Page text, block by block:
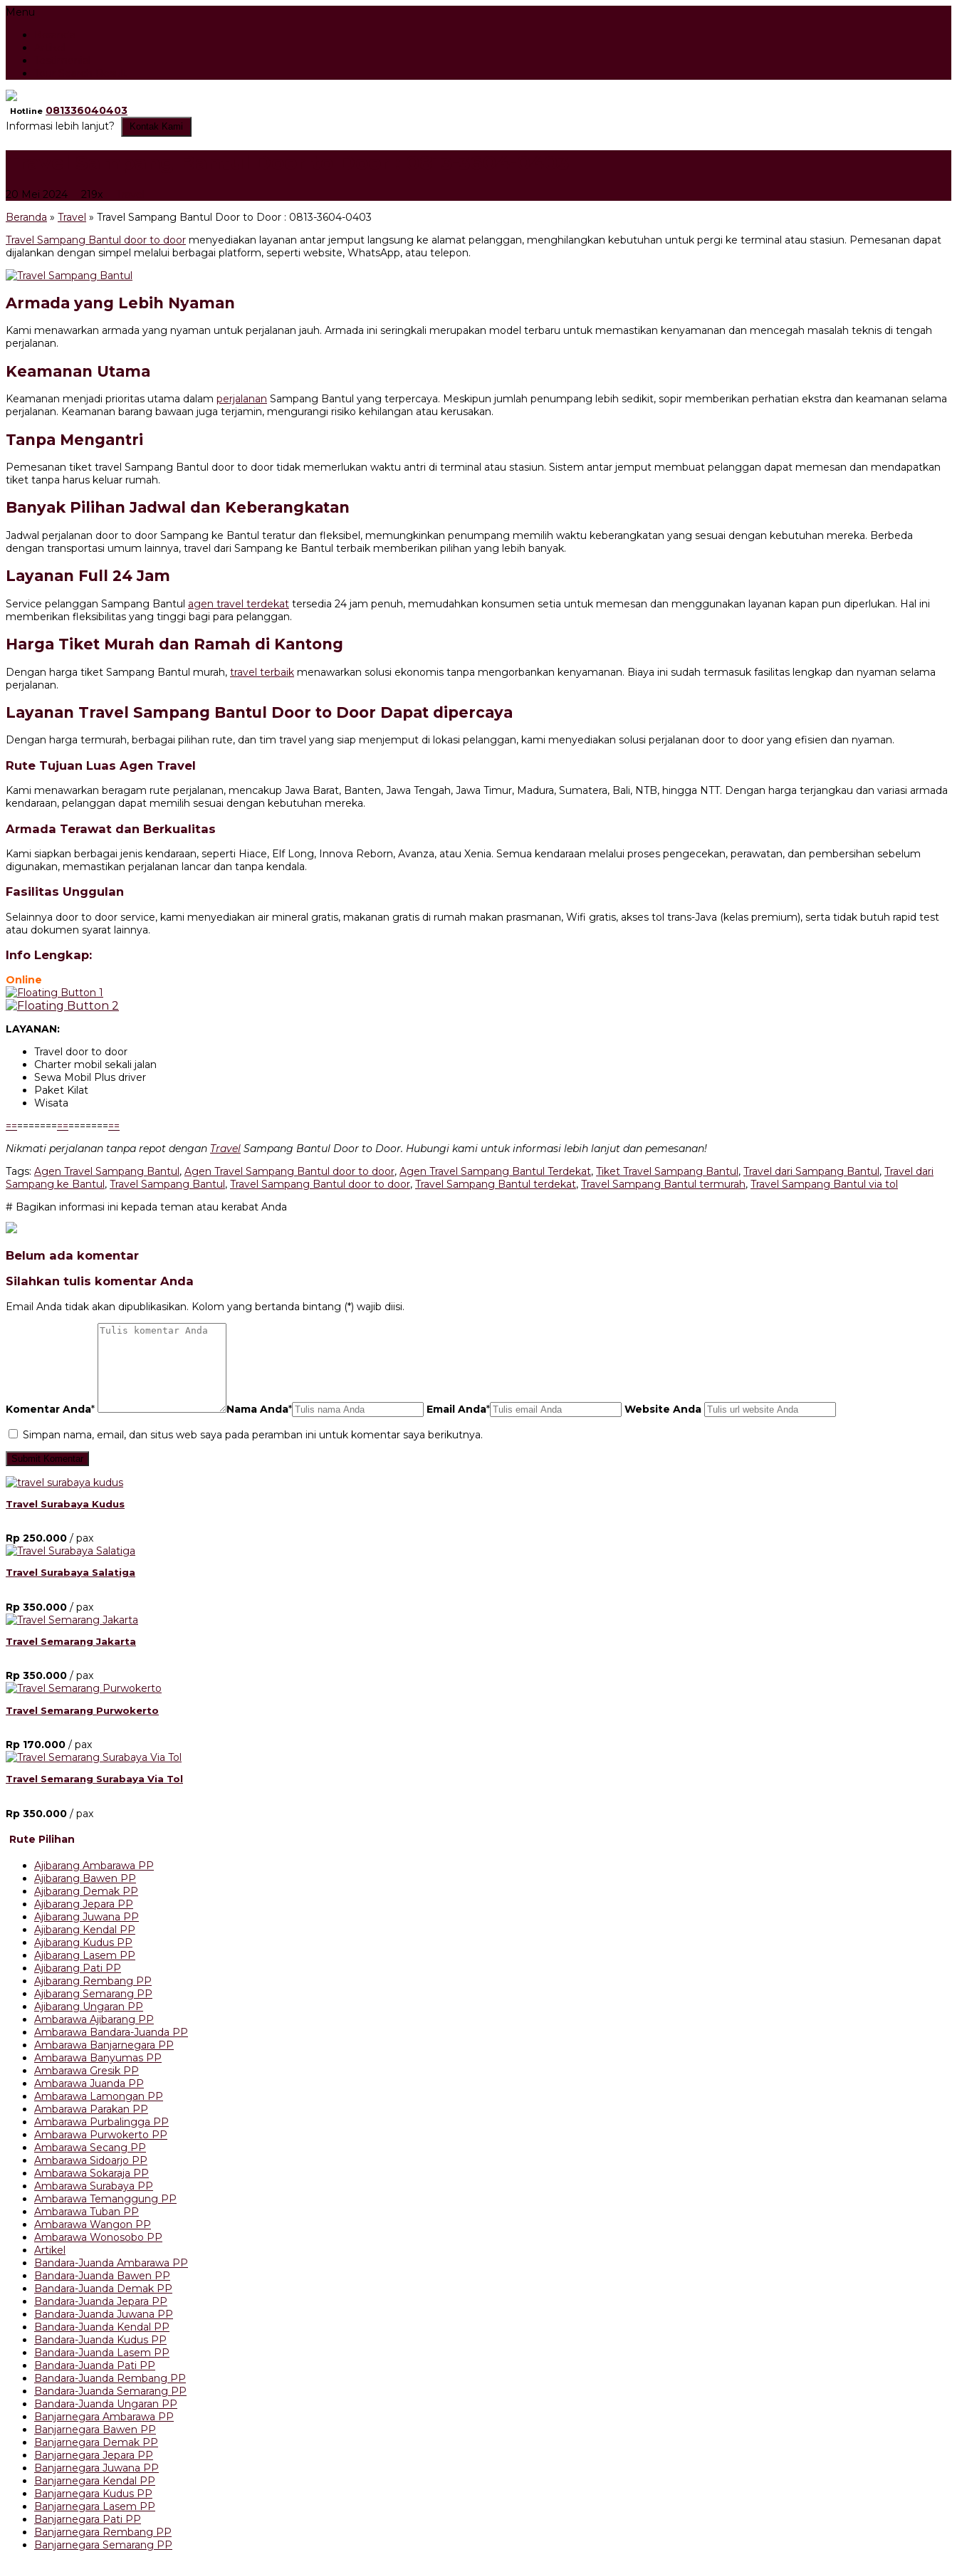
Menu
Hotline 081336040403
Informasi lebih lanjut?
Kontak Kami
20 Mei 2024 219x
Beranda » Travel » Travel Sampang Bantul Door to Door : 0813-3604-0403
Travel Sampang Bantul door to door menyediakan layanan antar jemput langsung ke alamat pelanggan, menghilangkan kebutuhan untuk pergi ke terminal atau stasiun. Pemesanan dapat
dijalankan dengan simpel melalui berbagai platform, seperti website, WhatsApp, atau telepon.
Armada yang Lebih Nyaman
Kami menawarkan armada yang nyaman untuk perjalanan jauh. Armada ini seringkali merupakan model terbaru untuk memastikan kenyamanan dan mencegah masalah teknis di tengah
perjalanan.
Keamanan Utama
Keamanan menjadi prioritas utama dalam perjalanan Sampang Bantul yang terpercaya. Meskipun jumlah penumpang lebih sedikit, sopir memberikan perhatian ekstra dan keamanan selama
perjalanan. Keamanan barang bawaan juga terjamin, mengurangi risiko kehilangan atau kerusakan.
Tanpa Mengantri
Pemesanan tiket travel Sampang Bantul door to door tidak memerlukan waktu antri di terminal atau stasiun. Sistem antar jemput membuat pelanggan dapat memesan dan mendapatkan
tiket tanpa harus keluar rumah.
Banyak Pilihan Jadwal dan Keberangkatan
Jadwal perjalanan door to door Sampang ke Bantul teratur dan fleksibel, memungkinkan penumpang memilih waktu keberangkatan yang sesuai dengan kebutuhan mereka. Berbeda
dengan transportasi umum lainnya, travel dari Sampang ke Bantul terbaik memberikan pilihan yang lebih banyak.
Layanan Full 24 Jam
Service pelanggan Sampang Bantul agen travel terdekat tersedia 24 jam penuh, memudahkan konsumen setia untuk memesan dan menggunakan layanan kapan pun diperlukan. Hal ini
memberikan fleksibilitas yang tinggi bagi para pelanggan.
Harga Tiket Murah dan Ramah di Kantong
Dengan harga tiket Sampang Bantul murah, travel terbaik menawarkan solusi ekonomis tanpa mengorbankan kenyamanan. Biaya ini sudah termasuk fasilitas lengkap dan nyaman selama
perjalanan.
Layanan Travel Sampang Bantul Door to Door Dapat dipercaya
Dengan harga termurah, berbagai pilihan rute, dan tim travel yang siap menjemput di lokasi pelanggan, kami menyediakan solusi perjalanan door to door yang efisien dan nyaman.
Rute Tujuan Luas Agen Travel
Kami menawarkan beragam rute perjalanan, mencakup Jawa Barat, Banten, Jawa Tengah, Jawa Timur, Madura, Sumatera, Bali, NTB, hingga NTT. Dengan harga terjangkau dan variasi armada
kendaraan, pelanggan dapat memilih sesuai dengan kebutuhan mereka.
Armada Terawat dan Berkualitas
Kami siapkan berbagai jenis kendaraan, seperti Hiace, Elf Long, Innova Reborn, Avanza, atau Xenia. Semua kendaraan melalui proses pengecekan, perawatan, dan pembersihan sebelum
digunakan, memastikan perjalanan lancar dan tanpa kendala.
Fasilitas Unggulan
Selainnya door to door service, kami menyediakan air mineral gratis, makanan gratis di rumah makan prasmanan, Wifi gratis, akses tol trans-Java (kelas premium), serta tidak butuh rapid test
atau dokumen syarat lainnya.
Info Lengkap:
Online
LAYANAN:
Travel door to door
Charter mobil sekali jalan
Sewa Mobil Plus driver
Paket Kilat
Wisata
====================
Nikmati perjalanan tanpa repot dengan Travel Sampang Bantul Door to Door. Hubungi kami untuk informasi lebih lanjut dan pemesanan!
Tags: Agen Travel Sampang Bantul , Agen Travel Sampang Bantul door to door, Agen Travel Sampang Bantul Terdekat, Tiket Travel Sampang Bantul , Travel dari Sampang Bantul , Travel dari
Sampang ke Bantul , Travel Sampang Bantul , Travel Sampang Bantul door to door, Travel Sampang Bantul terdekat, Travel Sampang Bantul termurah, Travel Sampang Bantul via tol
# Bagikan informasi ini kepada teman atau kerabat Anda
Belum ada komentar
Silahkan tulis komentar Anda
Email Anda tidak akan dipublikasikan. Kolom yang bertanda bintang (*) wajib diisi.
Komentar Anda* Nama Anda* Email Anda*
Website Anda
Simpan nama, email, dan situs web saya pada peramban ini untuk komentar saya berikutnya.
Travel Surabaya Kudus
Rp 250.000 / pax
Travel Surabaya Salatiga
Rp 350.000 / pax
Travel Semarang Jakarta
Rp 350.000 / pax
Travel Semarang Purwokerto
Rp 170.000 / pax
Travel Semarang Surabaya Via Tol
Rp 350.000 / pax
Rute Pilihan
Ajibarang Ambarawa PP
Ajibarang Bawen PP
Ajibarang Demak PP
Ajibarang Jepara PP
Ajibarang Juwana PP
Ajibarang Kendal PP
Ajibarang Kudus PP
Ajibarang Lasem PP
Ajibarang Pati PP
Ajibarang Rembang PP
Ajibarang Semarang PP
Ajibarang Ungaran PP
Ambarawa Ajibarang PP
Ambarawa Bandara-Juanda PP
Ambarawa Banjarnegara PP
Ambarawa Banyumas PP
Ambarawa Gresik PP
Ambarawa Juanda PP
Ambarawa Lamongan PP
Ambarawa Parakan PP
Ambarawa Purbalingga PP
Ambarawa Purwokerto PP
Ambarawa Secang PP
Ambarawa Sidoarjo PP
Ambarawa Sokaraja PP
Ambarawa Surabaya PP
Ambarawa Temanggung PP
Ambarawa Tuban PP
Ambarawa Wangon PP
Ambarawa Wonosobo PP
Artikel
Bandara-Juanda Ambarawa PP
Bandara-Juanda Bawen PP
Bandara-Juanda Demak PP
Bandara-Juanda Jepara PP
Bandara-Juanda Juwana PP
Bandara-Juanda Kendal PP
Bandara-Juanda Kudus PP
Bandara-Juanda Lasem PP
Bandara-Juanda Pati PP
Bandara-Juanda Rembang PP
Bandara-Juanda Semarang PP
Bandara-Juanda Ungaran PP
Banjarnegara Ambarawa PP
Banjarnegara Bawen PP
Banjarnegara Demak PP
Banjarnegara Jepara PP
Banjarnegara Juwana PP
Banjarnegara Kendal PP
Banjarnegara Kudus PP
Banjarnegara Lasem PP
Banjarnegara Pati PP
Banjarnegara Rembang PP
Banjarnegara Semarang PP